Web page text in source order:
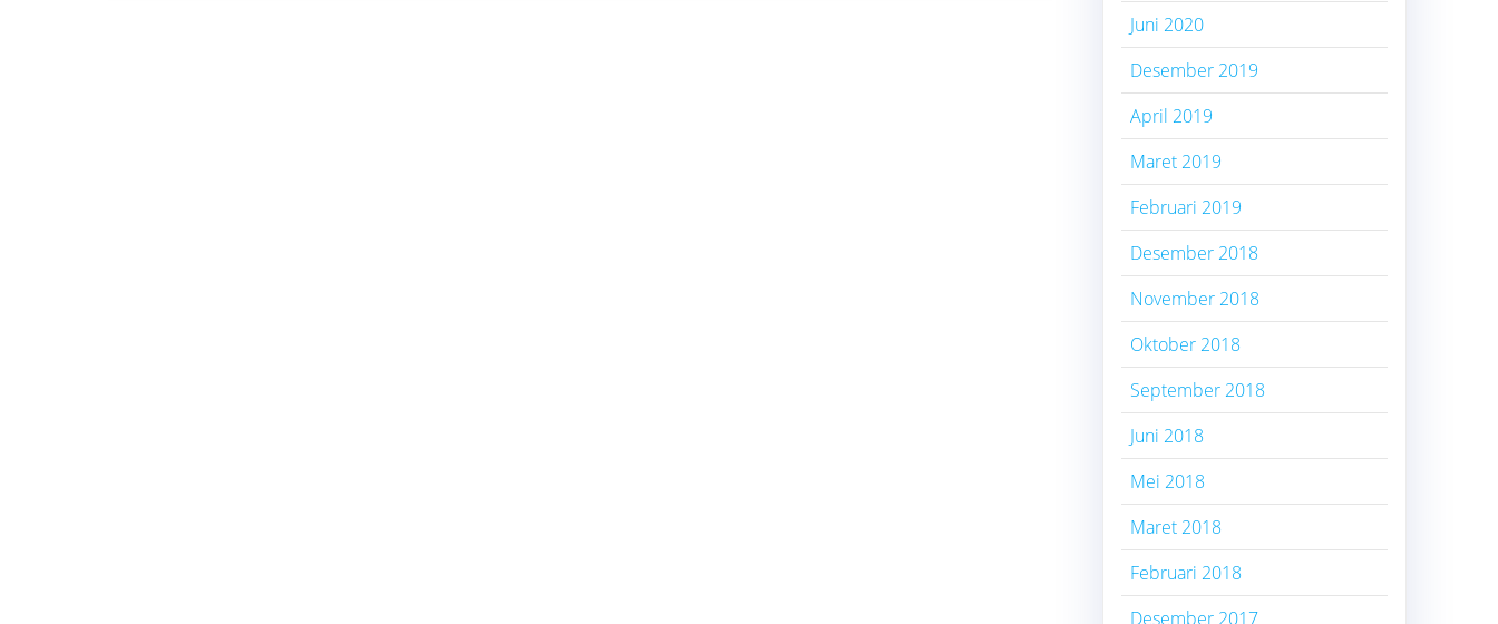
Juni 2020
Desember 2019
April 2019
Maret 2019
Februari 2019
Desember 2018
November 2018
Oktober 2018
September 2018
Juni 2018
Mei 2018
Maret 2018
Februari 2018
Desember 2017